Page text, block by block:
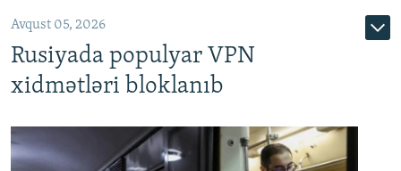
Avqust 05, 2026
Rusiyada populyar VPN
xidmətləri bloklanıb